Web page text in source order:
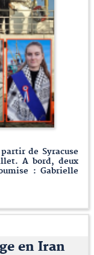
de Syracuse
A bord, deux
: Gabrielle
en Iran